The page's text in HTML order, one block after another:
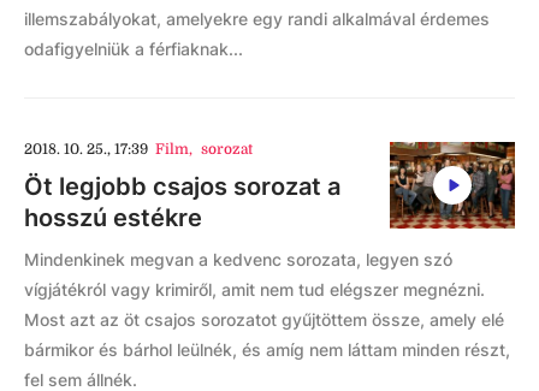
illemszabályokat, amelyekre egy randi alkalmával érdemes
odafigyelniük a férfiaknak...
2018. 10. 25., 17:39 Film, sorozat
Öt legjobb csajos sorozat a
hosszú estékre
Mindenkinek megvan a kedvenc sorozata, legyen szó
vígjátékról vagy krimiről, amit nem tud elégszer megnézni.
Most azt az öt csajos sorozatot gyűjtöttem össze, amely elé
bármikor és bárhol leülnék, és amíg nem láttam minden részt,
fel sem állnék.